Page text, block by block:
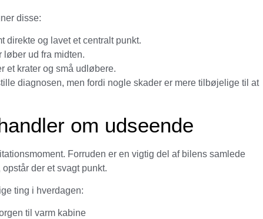
disse:
direkte og lavet et centralt punkt.
løber ud fra midten.
et krater og små udløbere.
diagnosen, men fordi nogle skader er mere tilbøjelige til at
om udseende
Forruden er en vigtig del af bilens samlede
der et svagt punkt.
ting i hverdagen:
til varm kabine